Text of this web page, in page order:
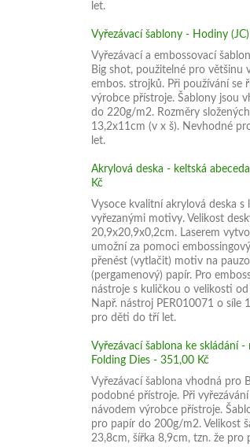
let.
Vyřezávací šablony - Hodiny
Vyřezávací a embossovací
Big shot, použitelné pro většinu
embos. strojků. Při používání se
výrobce přístroje. Šablony jsou
do 220g/m2. Rozměry
13,2x11cm (v x š). Nevhodné
let.
Akrylová deska - keltská
Kč
Vysoce kvalitní akrylová deska s
vyřezanými motivy. Velikost
20,9x20,9x0,2cm. Laserem
umožní za pomoci
přenést (vytlačit) motiv na
(pergamenový) papír. Pro
nástroje s kuličkou o velikosti
Např. nástroj PER010071 o síle
pro děti do tří let.
Vyřezávací šablona ke skládání -
Folding Dies - 351,00 Kč
Vyřezávací šablona vhodná pro
podobné přístroje. Při
návodem výrobce přístroje.
pro papír do 200g/m2. Velikost
23,8cm, šířka 8,9cm, tzn. že pro